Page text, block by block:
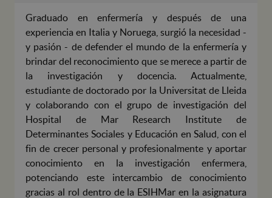
Graduado en enfermería y después de una
experiencia en Italia y Noruega, surgió la necesidad -
y pasión - de defender el mundo de la enfermería y
brindar del reconocimiento que se merece a partir de
la investigación y docencia. Actualmente,
estudiante de doctorado por la Universitat de Lleida
y colaborando con el grupo de investigación del
Hospital de Mar Research Institute de
Determinantes Sociales y Educación en Salud, con el
fin de crecer personal y profesionalmente y aportar
conocimiento en la investigación enfermera,
potenciando este intercambio de conocimiento
gracias al rol dentro de la ESIHMar en la asignatura